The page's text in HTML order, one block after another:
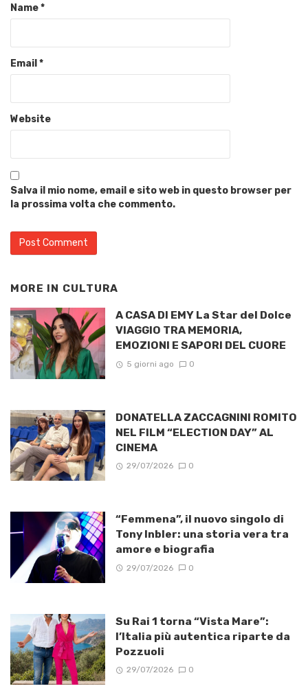
Name*
Email *
Website
Salva il mio nome, email e sito web in questo browser per
la prossima volta che commento.
MORE IN CULTURA
A CASA DI EMY La Star del Dolce
VIAGGIO TRA MEMORIA,
EMOZIONI E SAPORI DEL CUORE
5 giorni ago 0
DONATELLA ZACCAGNINI ROMITO
NEL FILM “ELECTION DAY” AL
CINEMA
29/07/2026 0
“Femmena”, il nuovo singolo di
Tony Inbler: una storia vera tra
amore e biografia
29/07/2026 0
Su Rai 1 torna “Vista Mare”:
l’Italia più autentica riparte da
Pozzuoli
29/07/2026 0